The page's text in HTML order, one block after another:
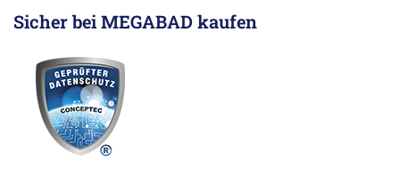
Sicher bei MEGABAD kaufen